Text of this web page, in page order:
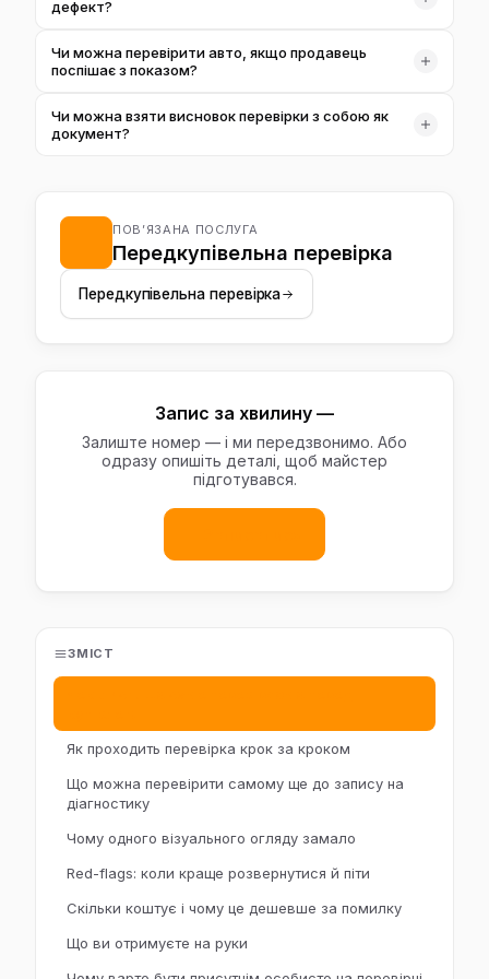
оглядом на підйомнику — близько 1,5 години.
дефект?
аргумент для торгу на суму, що покриває майбутній
Чи можна перевірити авто, якщо продавець
поспішає з показом?
Чесний продавець зазвичай готовий почекати годину-
півтори на незалежну перевірку — якщо ні, це вже
Чи можна взяти висновок перевірки з собою як
документ?
ПОВ’ЯЗАНА ПОСЛУГА
Передкупівельна перевірка
Передкупівельна перевірка
Запис за хвилину —
Залиште номер — і ми передзвонимо. Або
одразу опишіть деталі, щоб майстер
підготувався.
ЗМІСТ
Як проходить перевірка крок за кроком
Що можна перевірити самому ще до запису на
діагностику
Чому одного візуального огляду замало
Red-flags: коли краще розвернутися й піти
Скільки коштує і чому це дешевше за помилку
Що ви отримуєте на руки